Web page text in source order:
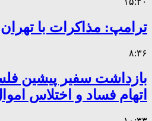
ترامپ: مذاکرات با
۸:۳۶
بازداشت سفیر پیشین
اتهام فساد و اختلاس